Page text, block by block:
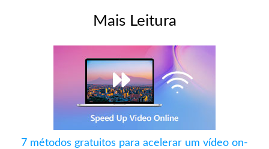
Mais Leitura
7 métodos gratuitos para acelerar um vídeo on-